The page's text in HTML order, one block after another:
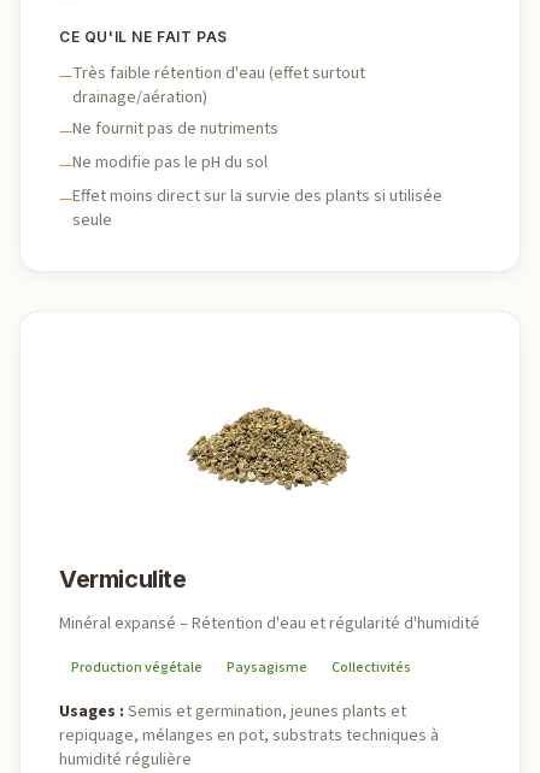
CE QU'IL NE FAIT PAS
—Très faible rétention d'eau (effet surtout
drainage/aération)
—Ne fournit pas de nutriments
—Ne modifie pas le pH du sol
—Effet moins direct sur la survie des plants si utilisée
seule
Vermiculite
Minéral expansé – Rétention d'eau et régularité d'humidité
Production végétale Paysagisme Collectivités
Usages : Semis et germination, jeunes plants et
repiquage, mélanges en pot, substrats techniques à
humidité régulière